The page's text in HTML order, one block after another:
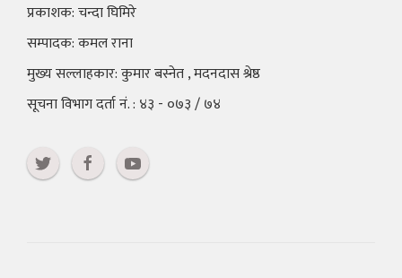
प्रकाशक: चन्दा घिमिरे
सम्पादक: कमल राना
मुख्य सल्लाहकार: कुमार बस्नेत , मदनदास श्रेष्ठ
सूचना विभाग दर्ता नं. : ४३ - ०७३ / ७४